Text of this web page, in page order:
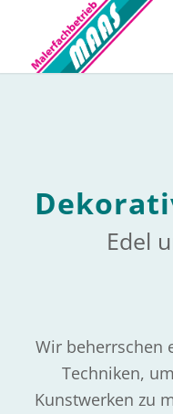
Edel
Wir beherrschen
Techniken,
Kunstwerken zu